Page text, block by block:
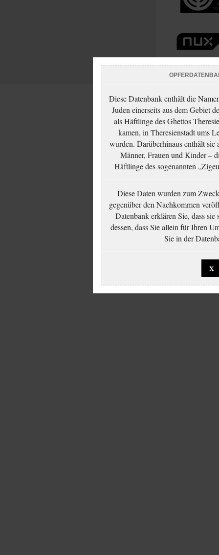
Diese Datenbank enthält die
Juden einerseits aus dem Gebiet
als Häftlinge des Ghettos
kamen, in Theresienstadt ums
wurden. Darüberhinaus enthält
Männer, Frauen und Kinder –
Häftlinge des sogenannten
Diese Daten wurden zum
gegenüber den Nachkommen
Datenbank erklären Sie, dass sie
dessen, dass Sie allein für Ihren
Sie in der
X